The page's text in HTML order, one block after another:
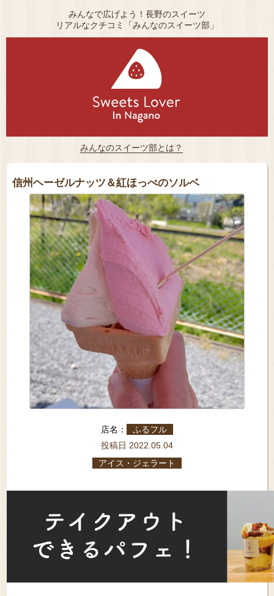
みんなで広げよう！長野のスイーツ
リアルなクチコミ「みんなのスイーツ部」
みんなのスイーツ部とは？
信州ヘーゼルナッツ＆紅ほっぺのソルベ
店名： ふるフル
投稿日 2022.05.04
アイス・ジェラート